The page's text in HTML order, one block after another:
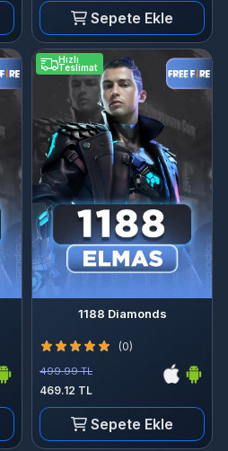
Sepete Ekle
Hızlı
Teslimat
1188 Diamonds
(0)
499.99 TL
469.12 TL
Sepete Ekle